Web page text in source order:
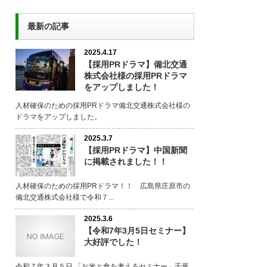
最新の記事
2025.4.17
【採用PRドラマ】備北交通
株式会社様の採用PRドラマ
をアップしました！
人材確保のための採用PRドラマ備北交通株式会社様の
ドラマをアップしました。
2025.3.7
【採用PRドラマ】中国新聞
に掲載されました！！
人材確保のための採用PRドラマ！！ 広島県庄原市の
備北交通株式会社様で令和７...
2025.3.6
【令和7年3月5日セミナー】
大好評でした！